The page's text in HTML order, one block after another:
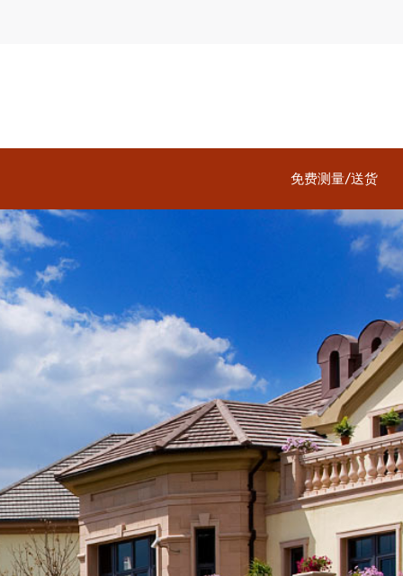
免费测量/送货